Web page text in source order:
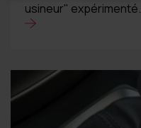
usineur" expérimenté.